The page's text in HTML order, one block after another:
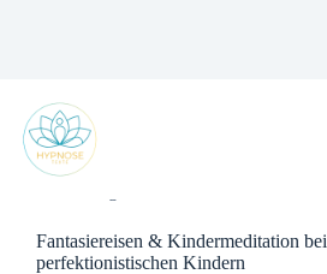
Fantasiereisen & Kindermeditation bei
perfektionistischen Kindern